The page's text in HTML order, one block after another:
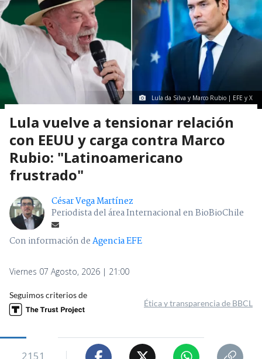
Lula da Silva y Marco Rubio | EFE y X
Lula vuelve a tensionar relación
con EEUU y carga contra Marco
Rubio: "Latinoamericano
frustrado"
César Vega Martínez
Periodista del área Internacional en BioBioChile
Con información deAgencia EFE
Viernes 07 Agosto, 2026 | 21:00
Seguimos criterios de
Ética y transparencia de BBCL
2151